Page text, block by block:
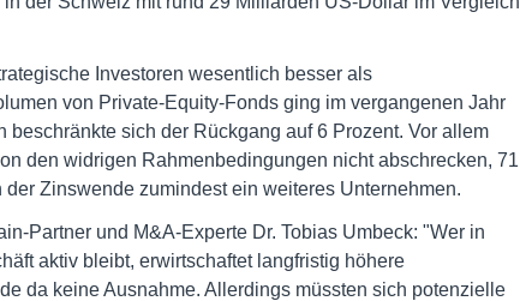
Investoren wesentlich besser als
von Private-Equity-Fonds ging im vergangenen Jahr
beschränkte sich der Rückgang auf 6 Prozent. Vor allem
den widrigen Rahmenbedingungen nicht abschrecken, 71
Zinswende zumindest ein weiteres Unternehmen.
Partner und M&A-Experte Dr. Tobias Umbeck: "Wer in
aktiv bleibt, erwirtschaftet langfristig höhere
da keine Ausnahme. Allerdings müssten sich potenzielle